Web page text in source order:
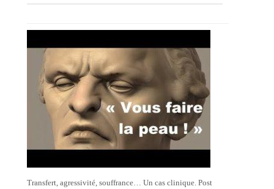
Transfert, agressivité, souffrance… Un cas clinique. Post